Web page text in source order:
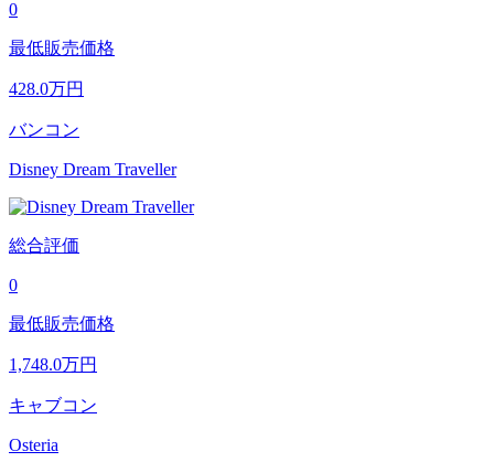
0
最低販売価格
428.0万円
バンコン
Disney Dream Traveller
総合評価
0
最低販売価格
1,748.0万円
キャブコン
Osteria